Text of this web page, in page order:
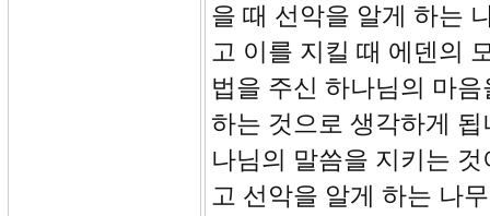
을 때 선악을 알게 하는
고 이를 지킬 때 에덴의
법을 주신 하나님의 마
하는 것으로 생각하게
나님의 말씀을 지키는
고 선악을 알게 하는 나